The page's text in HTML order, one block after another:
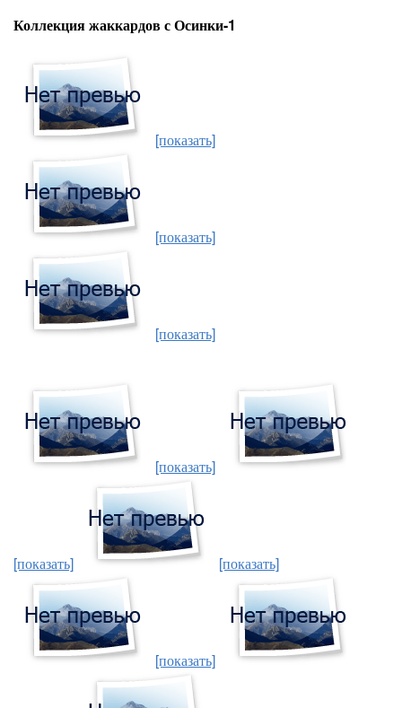
Коллекция жаккардов с Осинки-1
[показать]
[показать]
[показать]
[показать]
[показать] [показать]
[показать]